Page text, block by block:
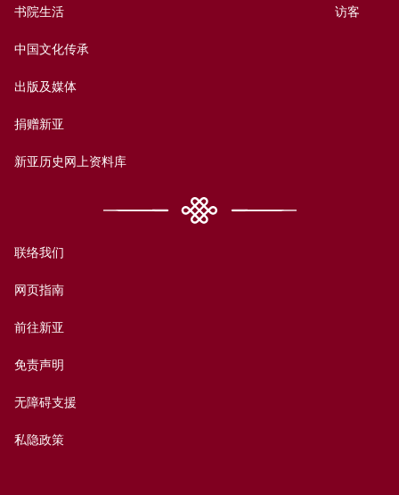
书院生活
中国文化传承
出版及媒体
捐赠新亚
新亚历史网上资料库
访客
联络我们
网页指南
前往新亚
免责声明
无障碍支援
私隐政策